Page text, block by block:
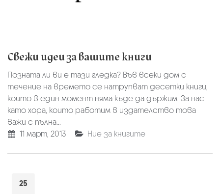
Свежи идеи за вашите книги
Позната ли ви е тази гледка? Във всеки дом с
течение на времето се натрупват десетки книги,
които в един момент няма къде да държим. За нас
като хора, които работим в издателство това
важи с пълна...
11 март, 2013
Ние за книгите
25